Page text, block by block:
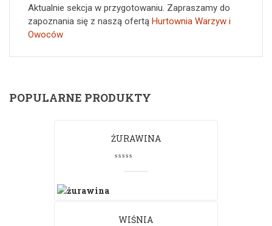
Aktualnie sekcja w przygotowaniu. Zapraszamy do
zapoznania się z naszą ofertą Hurtownia Warzyw i
Owoców
POPULARNE PRODUKTY
ŻURAWINA
WIŚNIA